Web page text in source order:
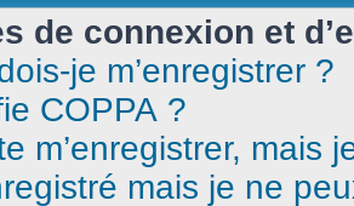
de connexion et
je m’enregistrer ?
COPPA ?
m’enregistrer, mais
mais je ne